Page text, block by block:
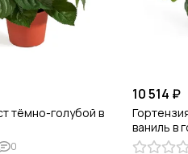
тёмно-голубой в
0
10 514 ₽
ваниль в